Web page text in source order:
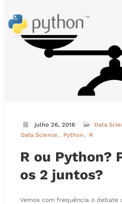
julho 26, 2016 Data
Data Science
Python R
R ou Python?
os 2 juntos?
Vemos com frequência o debate